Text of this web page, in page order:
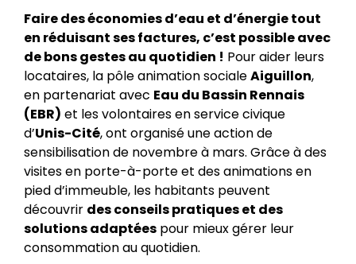
Faire des économies d’eau et d’énergie tout
en réduisant ses factures, c’est possible avec
de bons gestes au quotidien ! Pour aider leurs
locataires, la pôle animation socialeAiguillon,
en partenariat avec Eau du Bassin Rennais
(EBR) et les volontaires en service civique
d’Unis-Cité, ont organisé une action de
sensibilisation de novembre à mars. Grâce à des
visites en porte-à-porte et des animations en
pied d’immeuble, les habitants peuvent
découvrir des conseils pratiques et des
solutions adaptées pour mieux gérer leur
consommation au quotidien.